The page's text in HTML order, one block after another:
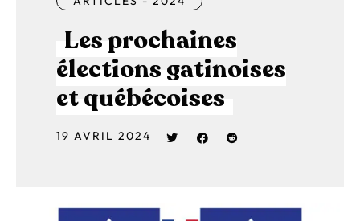
Les prochaines
élections gatinoises
et québécoises
19 AVRIL 2024